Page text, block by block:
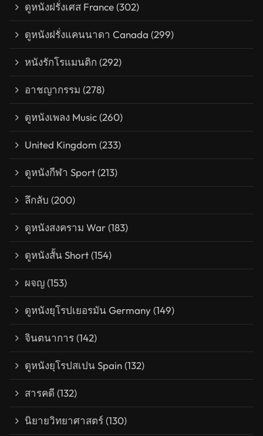
ดูหนังฝรั่งเศส France(302)
ดูหนังฝรั่งแคนนาดา Canada (299)
หนังรักโรแมนติก (292)
อาชญากรรม (278)
ดูหนังเพลง Music(260)
United Kingdom (233)
ดูหนังกีฬา Sport(213)
ลึกลับ (200)
ดูหนังสงคราม War(183)
ดูหนังสั้น Short(154)
ผจญ(153)
ดูหนังยุโรปเยอรมัน Germany(149)
จินตนาการ(142)
ดูหนังยุโรปสเปน Spain(132)
สารคดี (132)
นิยายวิทยาศาสตร์(130)